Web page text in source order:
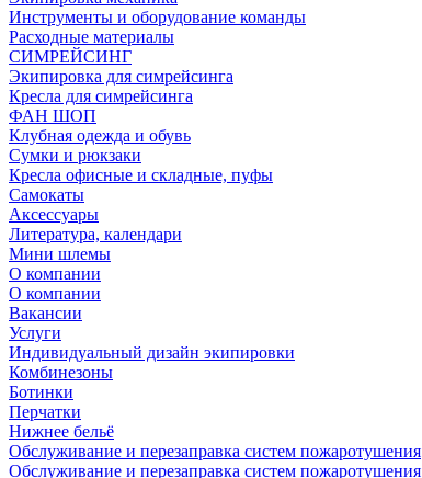
Инструменты и оборудование команды
Расходные материалы
СИМРЕЙСИНГ
Экипировка для симрейсинга
Кресла для симрейсинга
ФАН ШОП
Клубная одежда и обувь
Сумки и рюкзаки
Кресла офисные и складные, пуфы
Самокаты
Аксессуары
Литература, календари
Мини шлемы
О компании
О компании
Вакансии
Услуги
Индивидуальный дизайн экипировки
Комбинезоны
Ботинки
Перчатки
Нижнее бельё
Обслуживание и перезаправка систем пожаротушения
Обслуживание и перезаправка систем пожаротушения